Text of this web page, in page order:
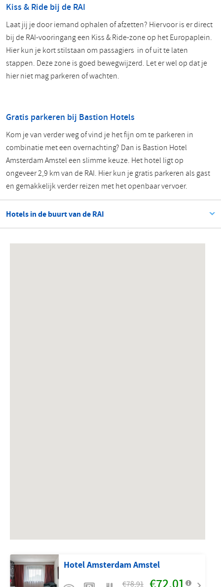
Kiss & Ride bij de RAI
Laat jij je door iemand ophalen of afzetten? Hiervoor is er direct
bij de RAI-vooringang een Kiss & Ride-zone op het Europaplein.
Hier kun je kort stilstaan om passagiers in of uit te laten
stappen. Deze zone is goed bewegwijzerd. Let er wel op dat je
hier niet mag parkeren of wachten.
Gratis parkeren bij Bastion Hotels
Kom je van verder weg of vind je het fijn om te parkeren in
combinatie met een overnachting? Dan is Bastion Hotel
Amsterdam Amstel een slimme keuze. Het hotel ligt op
ongeveer 2,9 km van de RAI. Hier kun je gratis parkeren als gast
en gemakkelijk verder reizen met het openbaar vervoer.
Hotels in de buurt van de RAI
Hotel Amsterdam Amstel
€78,91